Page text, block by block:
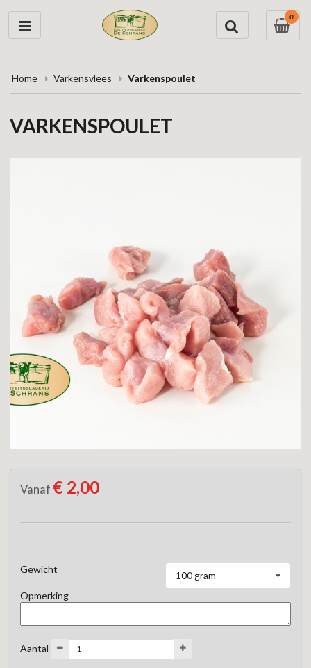
0
Home Varkensvlees Varkenspoulet
VARKENSPOULET
Vanaf € 2,00
Gewicht
100 gram
Opmerking
Aantal